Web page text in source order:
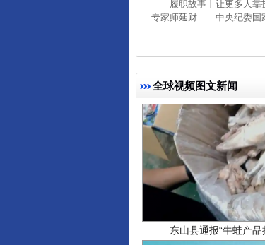
履职故事丨让更多人
专家师延财 中央纪委国
全球视频图文新闻
东山县通报“牛蛙产